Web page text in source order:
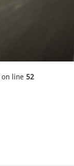
on line 52